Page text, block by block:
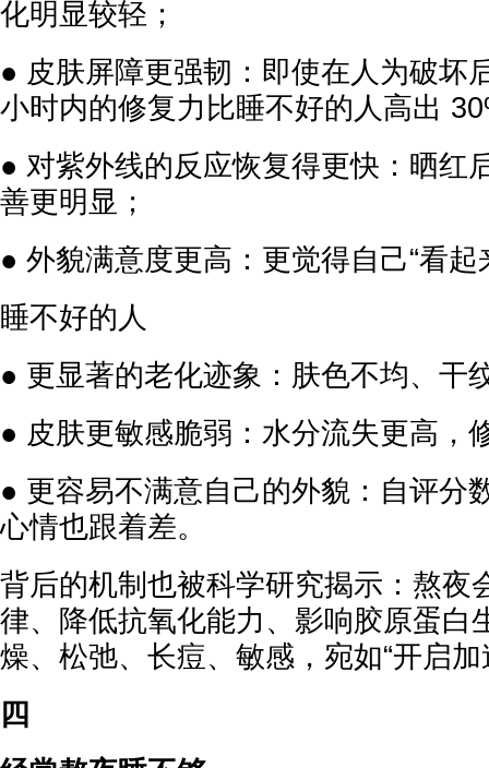
化明显较轻；
● 皮肤屏障更强韧：即使在人为破坏
小时内的修复力比睡不好的人高出
● 对紫外线的反应恢复得更快：晒红
善更明显；
● 外貌满意度更高：更觉得自己“看起
睡不好的人
● 更显著的老化迹象：肤色不均、干
● 皮肤更敏感脆弱：水分流失更高，
● 更容易不满意自己的外貌：自评分
心情也跟着差。
背后的机制也被科学研究揭示：熬夜
律、降低抗氧化能力、影响胶原蛋白
燥、松弛、长痘、敏感，宛如“开启加
四